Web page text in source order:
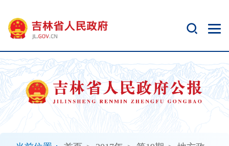
开
无
障
碍
说
明